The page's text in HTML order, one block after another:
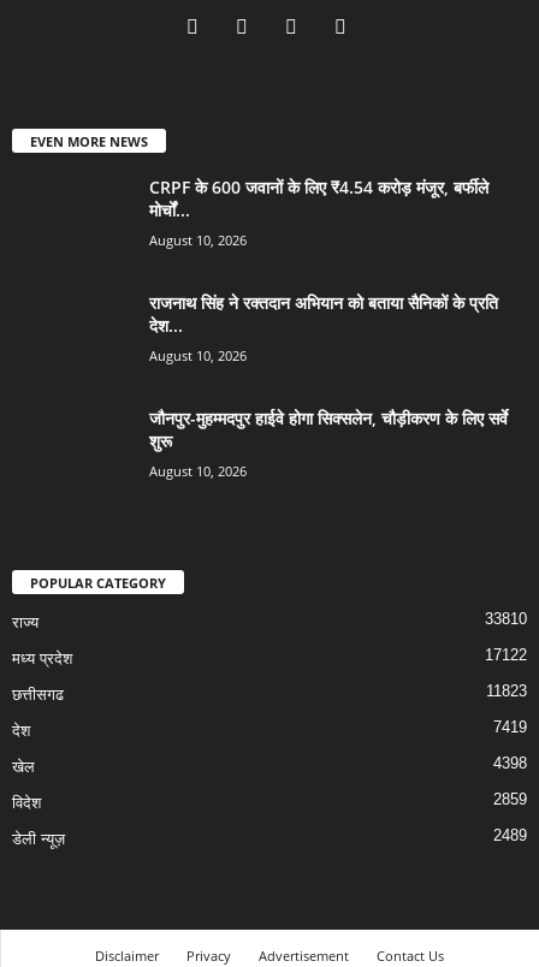
EVEN MORE NEWS
CRPF के 600 जवानों के लिए ₹4.54 करोड़ मंजूर, बर्फीले
मोर्चों...
August 10, 2026
राजनाथ सिंह ने रक्तदान अभियान को बताया सैनिकों के प्रति
देश...
August 10, 2026
जौनपुर-मुहम्मदपुर हाईवे होगा सिक्सलेन, चौड़ीकरण के लिए सर्वे
शुरू
August 10, 2026
POPULAR CATEGORY
राज्य 33810
मध्य प्रदेश 17122
छत्तीसगढ 11823
देश 7419
खेल 4398
विदेश 2859
डेली न्यूज़ 2489
Disclaimer Privacy Advertisement Contact Us